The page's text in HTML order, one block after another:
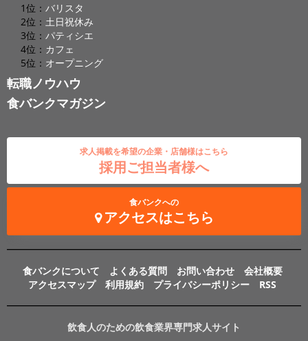
1位： バリスタ
2位： 土日祝休み
3位： パティシエ
4位： カフェ
5位： オープニング
転職ノウハウ
食バンクマガジン
求人掲載を希望の企業・店舗様はこちら
採用ご担当者様へ
食バンクへの
アクセスはこちら
食バンクについて よくある質問 お問い合わせ
会社概要
アクセスマップ
利用規約 プライバシーポリシー RSS
飲食人のための飲食業界専門求人サイト